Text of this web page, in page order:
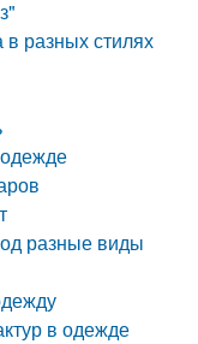
разных стилях
разные виды
в одежде